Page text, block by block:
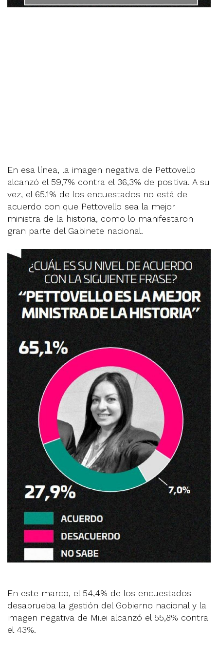
En esa línea, la imagen negativa de Pettovello
alcanzó el 59,7% contra el 36,3% de positiva. A su
vez, el 65,1% de los encuestados no está de
acuerdo con que Pettovello sea la mejor
ministra de la historia, como lo manifestaron
gran parte del Gabinete nacional.
En este marco, el 54,4% de los encuestados
desaprueba la gestión del Gobierno nacional y la
imagen negativa de Milei alcanzó el 55,8% contra
el 43%.